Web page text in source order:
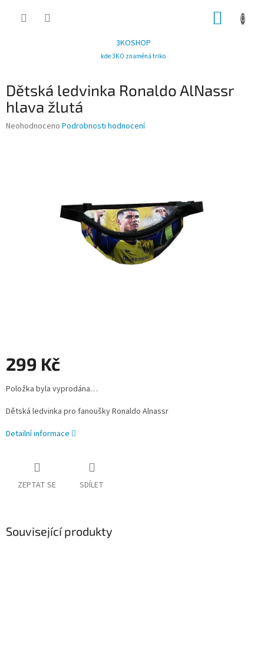
3KOSHOP
kde 3KO znaméná triko
Dětská ledvinka Ronaldo AlNassr
hlava žlutá
Průměrné
Neohodnoceno Podrobnosti hodnocení
299 Kč
Měrná
cena:
Položka byla vyprodána…
Dětská ledvinka pro fanoušky Ronaldo Alnassr
Detailní informace
ZEPTAT SE SDÍLET
Související produkty